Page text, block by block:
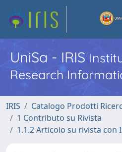
UniSa - IRIS
Research
IRIS
Catalogo Prodotti
1 Contributo su Rivista
1.1.2 Articolo su rivista con